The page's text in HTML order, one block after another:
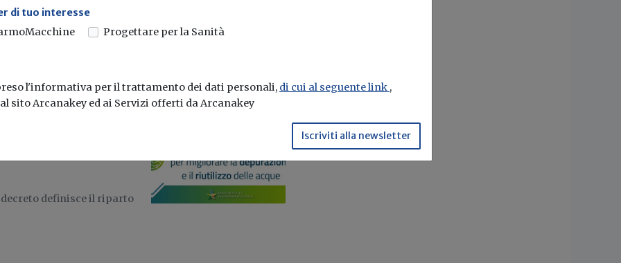
e il
del MITE
decreto definisce il riparto
di tuo interesse
Progettare per la Sanità
l'informativa per il trattamento dei dati personali, di cui al seguente link ,
sito Arcanakey ed ai Servizi offerti da Arcanakey
Iscriviti alla newsletter